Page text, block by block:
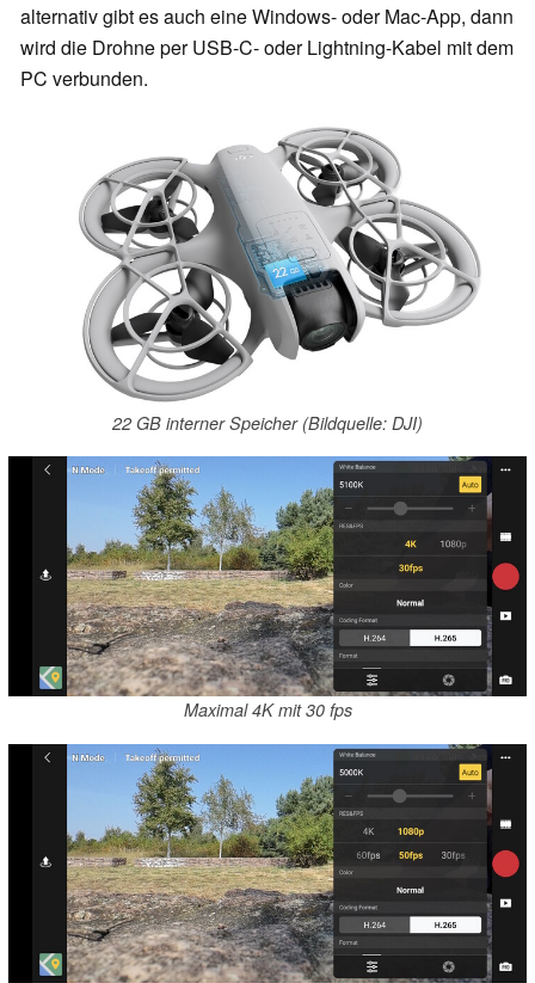
alternativ gibt es auch eine Windows- oder Mac-App, dann
wird die Drohne per USB-C- oder Lightning-Kabel mit dem
PC verbunden.
22 GB interner Speicher (Bildquelle: DJI)
Maximal 4K mit 30 fps